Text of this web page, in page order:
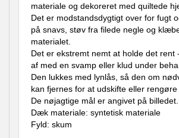
materiale og dekoreret med quiltede
Det er modstandsdygtigt over for fugt
på snavs, støv fra filede negle og
materialet.
Det er ekstremt nemt at holde det rent
af med en svamp eller klud under
Den lukkes med lynlås, så den om
kan fjernes for at udskifte eller
De nøjagtige mål er angivet på billedet.
Dæk materiale: syntetisk materiale
Fyld: skum